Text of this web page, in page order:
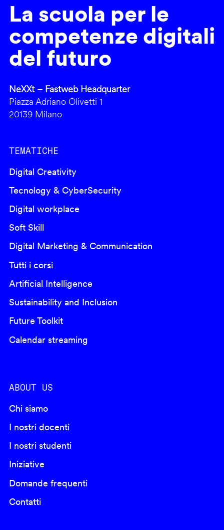
La scuola per le
competenze digitali
del futuro
NeXXt – Fastweb Headquarter
Piazza Adriano Olivetti 1
20139 Milano
TEMATICHE
Digital Creativity
Tecnology & CyberSecurity
Digital workplace
Soft Skill
Digital Marketing & Communication
Tutti i corsi
Artificial Intelligence
Sustainability and Inclusion
Future Toolkit
Calendar streaming
ABOUT US
Chi siamo
I nostri docenti
I nostri studenti
Iniziative
Domande frequenti
Contatti